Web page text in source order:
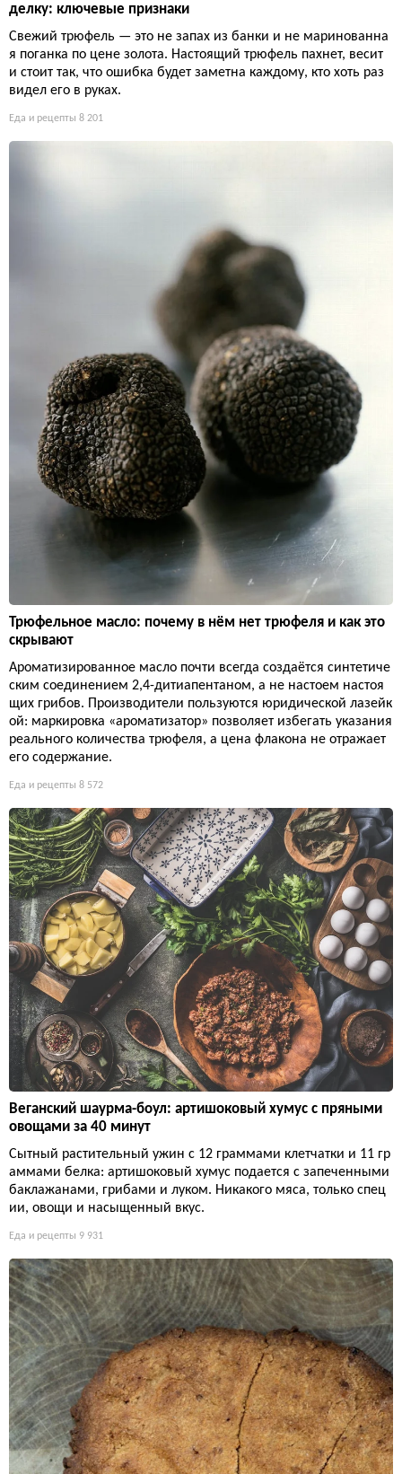
делку: ключевые признаки
Свежий трюфель — это не запах из банки и не маринованна
я поганка по цене золота. Настоящий трюфель пахнет, весит
и стоит так, что ошибка будет заметна каждому, кто хоть раз
видел его в руках.
Еда и рецепты 8 201
Трюфельное масло: почему в нём нет трюфеля и как это
скрывают
Ароматизированное масло почти всегда создаётся синтетиче
ским соединением 2,4-дитиапентаном, а не настоем настоя
щих грибов. Производители пользуются юридической лазейк
ой: маркировка «ароматизатор» позволяет избегать указания
реального количества трюфеля, а цена флакона не отражает
его содержание.
Еда и рецепты 8 572
Веганский шаурма-боул: артишоковый хумус с пряными
овощами за 40 минут
Сытный растительный ужин с 12 граммами клетчатки и 11 гр
аммами белка: артишоковый хумус подается с запеченными
баклажанами, грибами и луком. Никакого мяса, только спец
ии, овощи и насыщенный вкус.
Еда и рецепты 9 931